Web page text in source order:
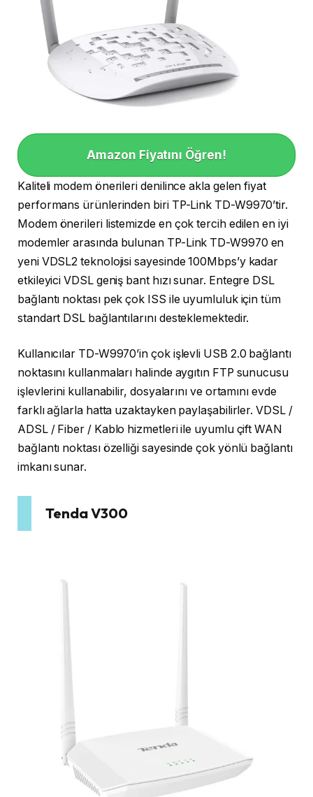
Amazon Fiyatını Öğren!
Kaliteli modem önerileri denilince akla gelen fiyat
performans ürünlerinden biri TP-Link TD-W9970’tir.
Modem önerileri listemizde en çok tercih edilen en iyi
modemler arasında bulunan TP-Link TD-W9970 en
yeni VDSL2 teknolojisi sayesinde 100Mbps’y kadar
etkileyici VDSL geniş bant hızı sunar. Entegre DSL
bağlantı noktası pek çok ISS ile uyumluluk için tüm
standart DSL bağlantılarını desteklemektedir.
Kullanıcılar TD-W9970’in çok işlevli USB 2.0 bağlantı
noktasını kullanmaları halinde aygıtın FTP sunucusu
işlevlerini kullanabilir, dosyalarını ve ortamını evde
farklı ağlarla hatta uzaktayken paylaşabilirler. VDSL /
ADSL / Fiber / Kablo hizmetleri ile uyumlu çift WAN
bağlantı noktası özelliği sayesinde çok yönlü bağlantı
imkanı sunar.
Tenda V300